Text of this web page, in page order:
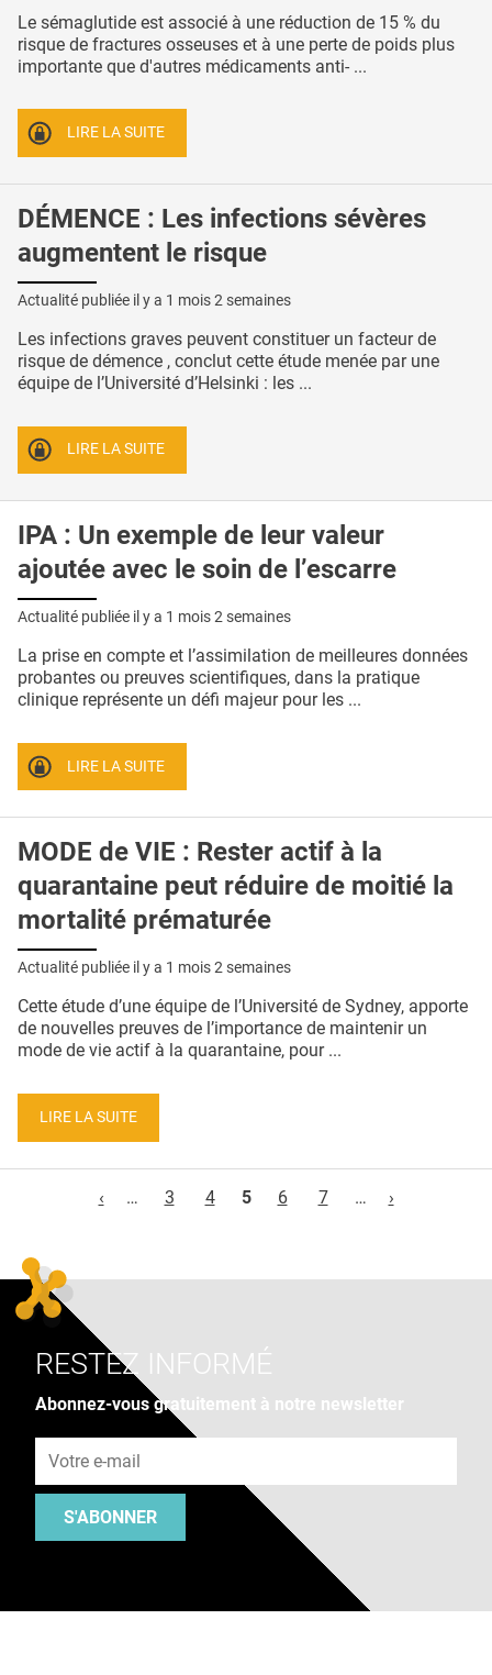
Le sémaglutide est associé à une réduction de 15 % du
risque de fractures osseuses et à une perte de poids plus
importante que d'autres médicaments anti- ...
LIRE LA SUITE
DÉMENCE : Les infections sévères
augmentent le risque
Actualité publiée il y a 1 mois 2 semaines
Les infections graves peuvent constituer un facteur de
risque de démence , conclut cette étude menée par une
équipe de l’Université d’Helsinki : les ...
LIRE LA SUITE
IPA : Un exemple de leur valeur
ajoutée avec le soin de l’escarre
Actualité publiée il y a 1 mois 2 semaines
La prise en compte et l’assimilation de meilleures données
probantes ou preuves scientifiques, dans la pratique
clinique représente un défi majeur pour les ...
LIRE LA SUITE
MODE de VIE : Rester actif à la
quarantaine peut réduire de moitié la
mortalité prématurée
Actualité publiée il y a 1 mois 2 semaines
Cette étude d’une équipe de l’Université de Sydney, apporte
de nouvelles preuves de l’importance de maintenir un
mode de vie actif à la quarantaine, pour ...
LIRE LA SUITE
‹
… 3 4 5 6 7 … ›
RESTEZ INFORMÉ
Abonnez-vous gratuitement à notre newsletter
S'ABONNER